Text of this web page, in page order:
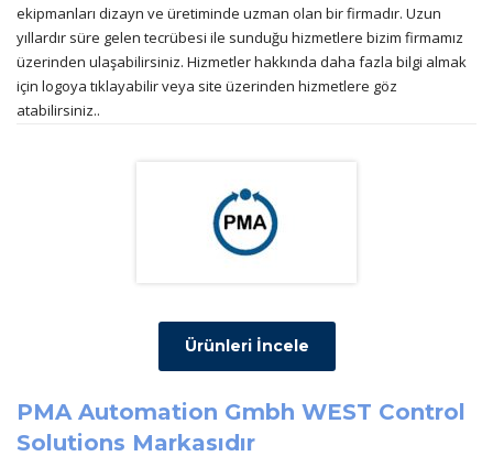
ekipmanları dizayn ve üretiminde uzman olan bir firmadır. Uzun
yıllardır süre gelen tecrübesi ile sunduğu hizmetlere bizim firmamız
üzerinden ulaşabilirsiniz. Hizmetler hakkında daha fazla bilgi almak
için logoya tıklayabilir veya site üzerinden hizmetlere göz
atabilirsiniz..
Ürünleri İncele
PMA Automation Gmbh WEST Control
Solutions Markasıdır